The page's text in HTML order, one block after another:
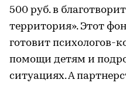
500 руб. в
территория». Этот
готовит психологов-
помощи детям и
ситуациях. А